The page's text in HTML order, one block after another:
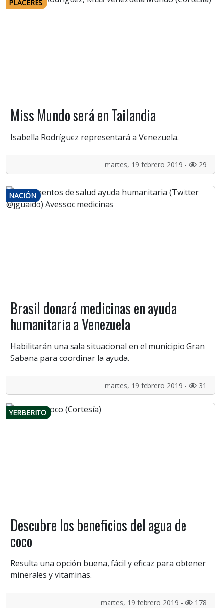
PLACERES
Miss Mundo será en Tailandia
Isabella Rodríguez representará a Venezuela.
martes, 19 febrero 2019 - 29
NACIÓN
Brasil donará medicinas en ayuda
humanitaria a Venezuela
Habilitarán una sala situacional en el municipio Gran
Sabana para coordinar la ayuda.
martes, 19 febrero 2019 - 31
YERBERITO
Descubre los beneficios del agua de
coco
Resulta una opción buena, fácil y eficaz para obtener
minerales y vitaminas.
martes, 19 febrero 2019 - 178